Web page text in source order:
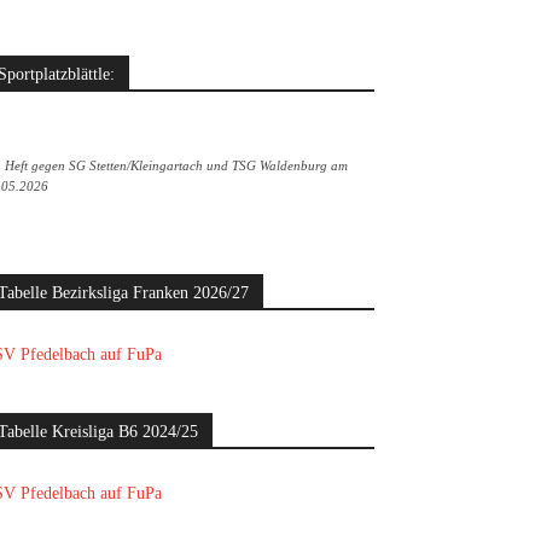
Sportplatzblättle:
Heft gegen SG Stetten/Kleingartach und TSG Waldenburg am
Bezirksliga Franken 2026/27
Pfedelbach auf FuPa
Kreisliga B6 2024/25
Pfedelbach auf FuPa